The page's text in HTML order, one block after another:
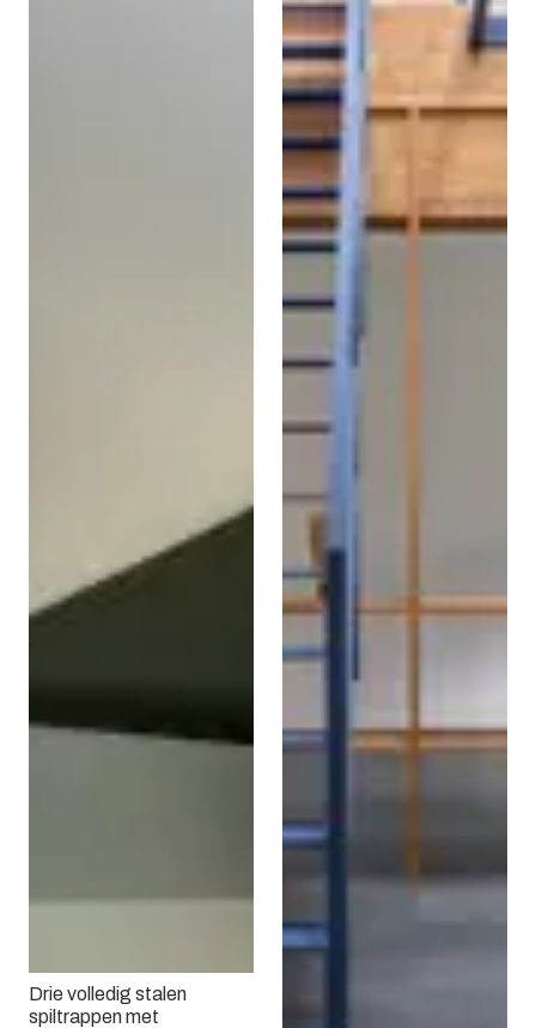
Drie volledig stalen
spiltrappen met